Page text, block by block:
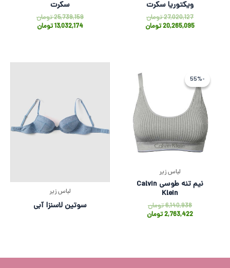
ویکتوریا سکرت
27,020,127تومان
20,265,095تومان
سکرت
25,739,159تومان
13,032,174تومان
-55%-55%
لباس زیر
نیم تنه طوسی Calvin
Klein
6,140,938تومان
اصلی
بود.
2,763,422تومان
فعلی
است.
لباس زیر
سوتین لاسنزا آبی